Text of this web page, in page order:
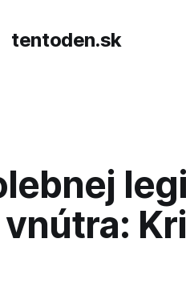
tentoden.sk